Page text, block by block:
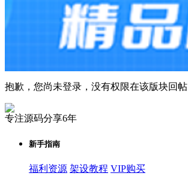
抱歉，您尚未登录，没有权限在该版块回帖
专注源码分享6年
新手指南
福利资源 架设教程 VIP购买